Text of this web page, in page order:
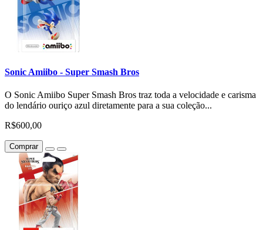
Sonic Amiibo - Super Smash Bros
O Sonic Amiibo Super Smash Bros traz toda a velocidade e carisma
do lendário ouriço azul diretamente para a sua coleção...
R$600,00
Comprar